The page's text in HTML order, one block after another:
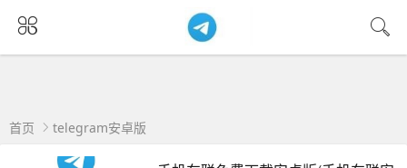
首页 telegram安卓版